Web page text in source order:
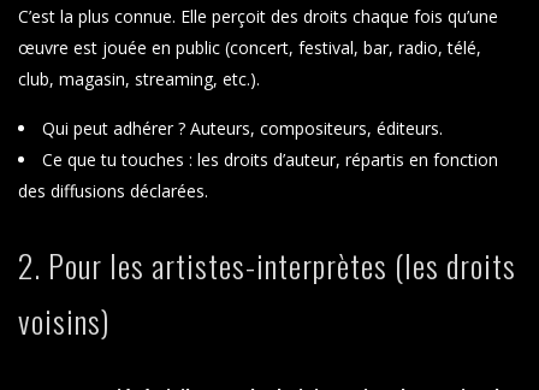
C’est la plus connue. Elle perçoit des droits chaque fois qu’une
œuvre est jouée en public (concert, festival, bar, radio, télé,
club, magasin, streaming, etc.).
Qui peut adhérer ? Auteurs, compositeurs, éditeurs.
Ce que tu touches : les droits d’auteur, répartis en fonction
des diffusions déclarées.
2. Pour les artistes-interprètes (les droits
voisins)